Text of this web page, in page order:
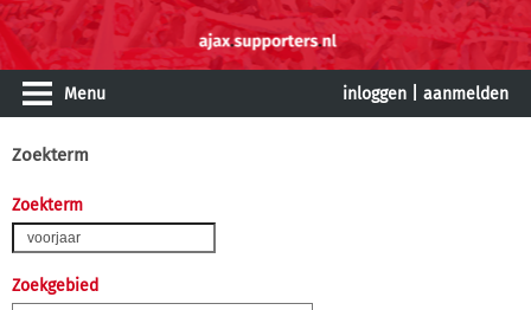
Menu inloggen aanmelden
Zoekterm
Zoekterm
Zoekgebied